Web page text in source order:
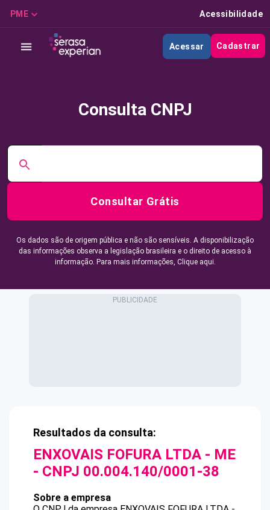
PME Acessibilidade
Acessar Cadastrar
Consulta CNPJ
Consultar Grátis
Os dados são de origem pública e não são sensíveis. A disponibilização
das informações observa a legislação brasileira e o direito de acesso à
informação. Para mais informações, Clique aqui.
Resultados da consulta:
ENXOVAIS FOFURA LTDA - ME
- CNPJ 00.004.140/0001-38
Sobre a empresa